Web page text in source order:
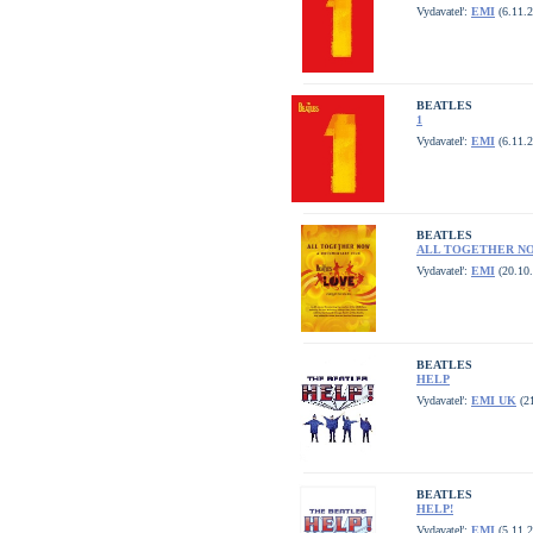
Vydavateľ: EMI
BEATLES
1
Vydavateľ: EMI
BEATLES
ALL TOGETHER
Vydavateľ: EMI
BEATLES
HELP
Vydavateľ: EMI UK
BEATLES
HELP!
Vydavateľ: EMI